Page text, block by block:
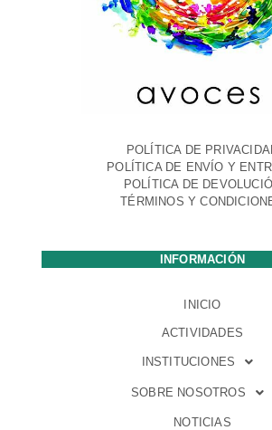
POLÍTICA DE
POLÍTICA DE ENVÍO Y
POLÍTICA DE
TÉRMINOS Y
INFORMACIÓN
INICIO
ACTIVIDADES
INSTITUCIONES
SOBRE NOSOTROS
NOTICIAS